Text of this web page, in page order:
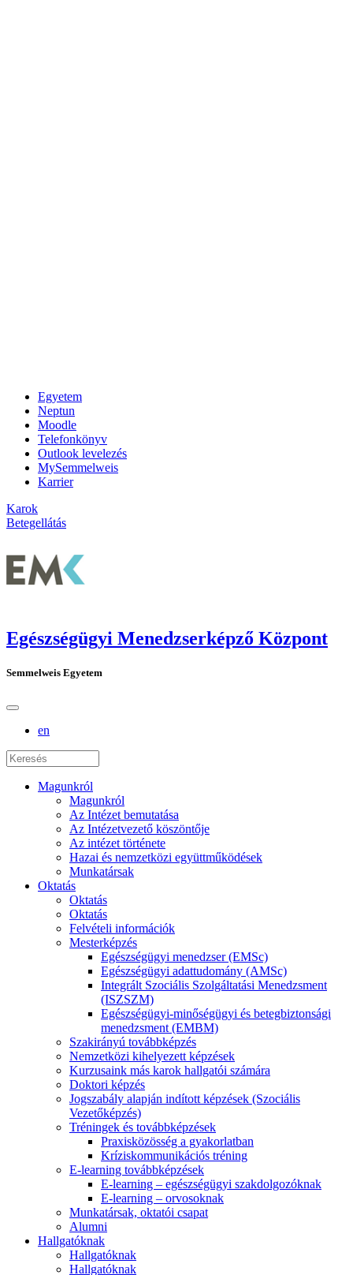
Egyetem
Neptun
Moodle
Telefonkönyv
Outlook levelezés
MySemmelweis
Karrier
Karok
Betegellátás
Egészségügyi Menedzserképző Központ
Semmelweis Egyetem
en
Magunkról
Magunkról
Az Intézet bemutatása
Az Intézetvezető köszöntője
Az intézet története
Hazai és nemzetközi együttműködések
Munkatársak
Oktatás
Oktatás
Oktatás
Felvételi információk
Mesterképzés
Egészségügyi menedzser (EMSc)
Egészségügyi adattudomány (AMSc)
Integrált Szociális Szolgáltatási Menedzsment
(ISZSZM)
Egészségügyi-minőségügyi és betegbiztonsági
menedzsment (EMBM)
Szakirányú továbbképzés
Nemzetközi kihelyezett képzések
Kurzusaink más karok hallgatói számára
Doktori képzés
Jogszabály alapján indított képzések (Szociális
Vezetőképzés)
Tréningek és továbbképzések
Praxisközösség a gyakorlatban
Kríziskommunikációs tréning
E-learning továbbképzések
E-learning – egészségügyi szakdolgozóknak
E-learning – orvosoknak
Munkatársak, oktatói csapat
Alumni
Hallgatóknak
Hallgatóknak
Hallgatóknak